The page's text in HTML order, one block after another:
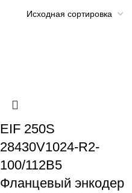
EIF 250S
28430V1024-R2-
100/112B5
Фланцевый энкодер